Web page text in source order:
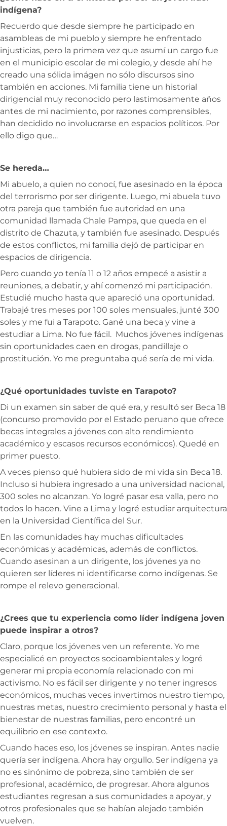
indígena?
Recuerdo que desde siempre he participado en
asambleas de mi pueblo y siempre he enfrentado
injusticias, pero la primera vez que asumí un cargo fue
en el municipio escolar de mi colegio, y desde ahí he
creado una sólida imágen no sólo discursos sino
también en acciones. Mi familia tiene un historial
dirigencial muy reconocido pero lastimosamente años
antes de mi nacimiento, por razones comprensibles,
han decidido no involucrarse en espacios políticos. Por
ello digo que…
Se hereda…
Mi abuelo, a quien no conocí, fue asesinado en la época
del terrorismo por ser dirigente. Luego, mi abuela tuvo
otra pareja que también fue autoridad en una
comunidad llamada Chale Pampa, que queda en el
distrito de Chazuta, y también fue asesinado. Después
de estos conflictos, mi familia dejó de participar en
espacios de dirigencia.
Pero cuando yo tenía 11 o 12 años empecé a asistir a
reuniones, a debatir, y ahí comenzó mi participación.
Estudié mucho hasta que apareció una oportunidad.
Trabajé tres meses por 100 soles mensuales, junté 300
soles y me fui a Tarapoto. Gané una beca y vine a
estudiar a Lima. No fue fácil. Muchos jóvenes indígenas
sin oportunidades caen en drogas, pandillaje o
prostitución. Yo me preguntaba qué sería de mi vida.
¿Qué oportunidades tuviste en Tarapoto?
Di un examen sin saber de qué era, y resultó ser Beca 18
(concurso promovido por el Estado peruano que ofrece
becas integrales a jóvenes con alto rendimiento
académico y escasos recursos económicos). Quedé en
primer puesto.
A veces pienso qué hubiera sido de mi vida sin Beca 18.
Incluso si hubiera ingresado a una universidad nacional,
300 soles no alcanzan. Yo logré pasar esa valla, pero no
todos lo hacen. Vine a Lima y logré estudiar arquitectura
en la Universidad Científica del Sur.
En las comunidades hay muchas dificultades
económicas y académicas, además de conflictos.
Cuando asesinan a un dirigente, los jóvenes ya no
quieren ser líderes ni identificarse como indígenas. Se
rompe el relevo generacional.
¿Crees que tu experiencia como líder indígena joven
puede inspirar a otros?
Claro, porque los jóvenes ven un referente. Yo me
especialicé en proyectos socioambientales y logré
generar mi propia economía relacionado con mi
activismo. No es fácil ser dirigente y no tener ingresos
económicos, muchas veces invertimos nuestro tiempo,
nuestras metas, nuestro crecimiento personal y hasta el
bienestar de nuestras familias, pero encontré un
equilibrio en ese contexto.
Cuando haces eso, los jóvenes se inspiran. Antes nadie
quería ser indígena. Ahora hay orgullo. Ser indígena ya
no es sinónimo de pobreza, sino también de ser
profesional, académico, de progresar. Ahora algunos
estudiantes regresan a sus comunidades a apoyar, y
otros profesionales que se habían alejado también
vuelven.